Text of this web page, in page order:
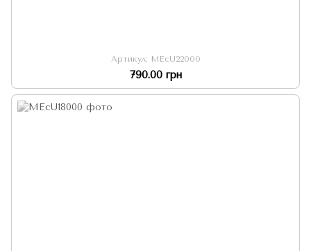
Артикул: MEcU22000
790.00 грн